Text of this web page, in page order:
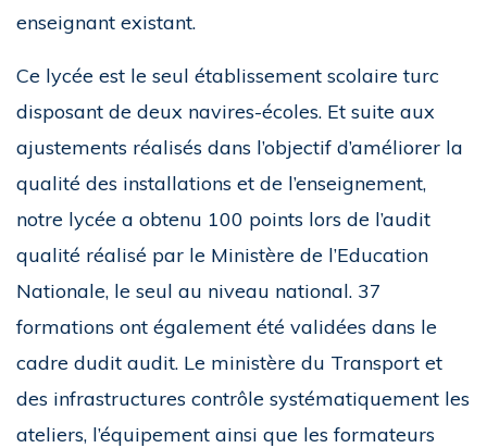
enseignant existant.
Ce lycée est le seul établissement scolaire turc
disposant de deux navires-écoles. Et suite aux
ajustements réalisés dans l’objectif d’améliorer la
qualité des installations et de l’enseignement,
notre lycée a obtenu 100 points lors de l’audit
qualité réalisé par le Ministère de l’Education
Nationale, le seul au niveau national. 37
formations ont également été validées dans le
cadre dudit audit. Le ministère du Transport et
des infrastructures contrôle systématiquement les
ateliers, l’équipement ainsi que les formateurs